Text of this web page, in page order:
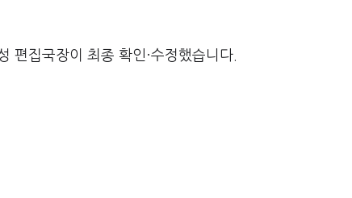
편집국장이 최종 확인·수정했습니다.